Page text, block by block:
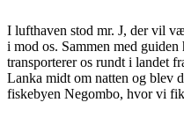
I lufthaven stod mr. J, der vil
i mod os. Sammen med
transporterer os rundt i landet
Lanka midt om natten og blev
fiskebyen Negombo, hvor vi